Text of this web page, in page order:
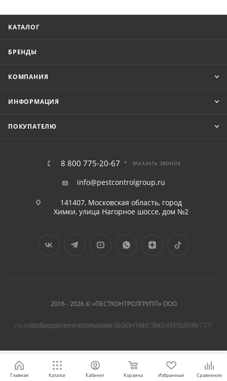
КАТАЛОГ
БРЕНДЫ
КОМПАНИЯ
ИНФОРМАЦИЯ
ПОКУПАТЕЛЮ
8 800 775-20-67 ЗАКАЗАТЬ ЗВОНОК
info@pestcontrolgroup.ru
141407, Московская область, город
Химки, улица Нагорное шоссе, дом №2
2016 - 2026 © «ПЕСТКОНТРОЛГРУПП» ООО
Запрещено использовать контент без согласия правообладателя компании ООО "ПЕСТКОНТРОЛГРУПП"
Главная Каталог Кабинет Корзина Избранные Сравнение